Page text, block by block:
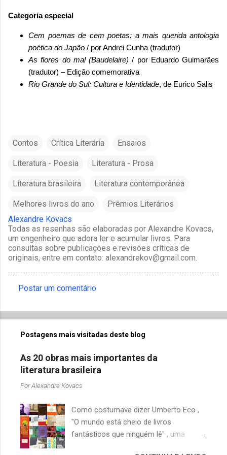
Categoria especial
Cem poemas de cem poetas: a mais querida antologia
poética do Japão / por Andrei Cunha (tradutor)
As flores do mal (Baudelaire) / por Eduardo Guimarães
(tradutor) – Edição comemorativa
Rio Grande do Sul: Cultura e Identidade, de Eurico Salis
Contos Crítica Literária Ensaios
Literatura - Poesia Literatura - Prosa
Literatura brasileira Literatura contemporânea
Melhores livros do ano
Prêmios Literários
Alexandre Kovacs
Todas as resenhas são elaboradas por Alexandre Kovacs,
um engenheiro que adora ler e acumular livros. Para
consultas sobre publicações e revisões críticas de
originais, entre em contato: alexandrekov@gmail.com.
o
n
t
á
o
s
Postar um comentário
Postagens mais visitadas deste blog
As 20 obras mais importantes da
literatura brasileira
PorAlexandre Kovacs
Como costumava dizer Umberto Eco ,
"O mundo está cheio de livros
fantásticos que ninguém lê" , uma